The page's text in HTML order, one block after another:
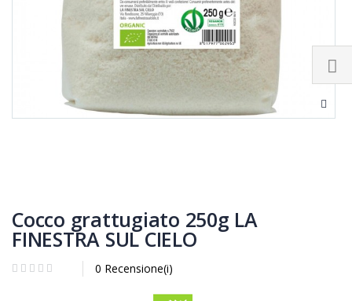
Cocco grattugiato 250g LA
FINESTRA SUL CIELO
0 Recensione(i)